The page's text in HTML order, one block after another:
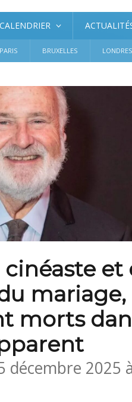
CALENDRIER
PARIS BRUXELLES LONDRES
cinéaste
morts
décembre 2025